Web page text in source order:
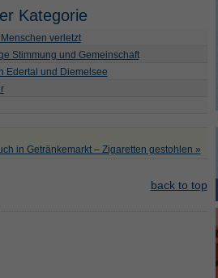
Kategorie
verletzt
Stimmung und Gemeinschaft
Edertal und Diemelsee
in Getränkemarkt – Zigaretten gestohlen »
back to top